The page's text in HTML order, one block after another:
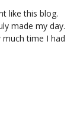
like this blog.
made my day.
time I had